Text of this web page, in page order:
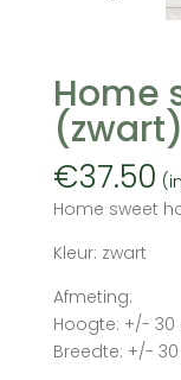
Home
(zwart)
€37.50
Home sweet
Kleur: zwart
Afmeting:
Hoogte: +/- 30
Breedte: +/-